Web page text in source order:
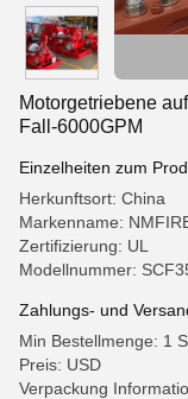
Motorgetriebene
Fall-6000GPM
Einzelheiten zum
Herkunftsort: China
Markenname:
Zertifizierung: UL
Modellnummer:
Zahlungs- und
Min Bestellmenge: 1
Preis: USD
Verpackung